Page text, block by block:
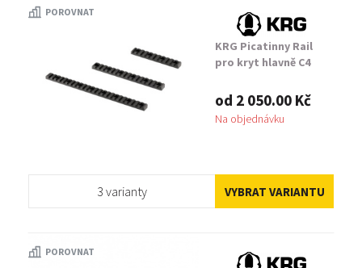
POROVNAT
KRG Picatinny Rail
pro kryt hlavně C4
od 2 050.00 Kč
Na objednávku
3 varianty VYBRAT VARIANTU
POROVNAT